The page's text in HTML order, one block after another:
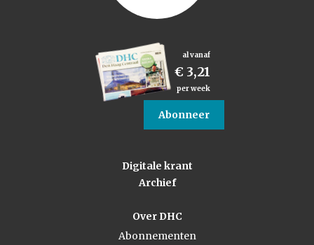
al vanaf
€ 3,21
per week
Abonneer
Digitale krant
Archief
Over DHC
Abonnementen